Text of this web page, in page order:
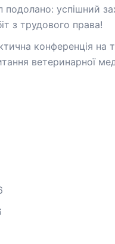
успішний
з трудового права!
конференція на
ветеринарної